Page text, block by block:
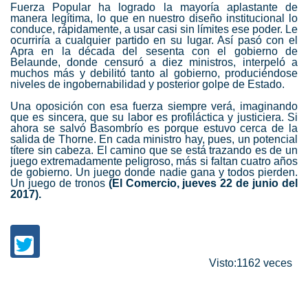
Fuerza Popular ha logrado la mayoría aplastante de
manera legítima, lo que en nuestro diseño institucional lo
conduce, rápidamente, a usar casi sin límites ese poder. Le
ocurriría a cualquier partido en su lugar. Así pasó con el
Apra en la década del sesenta con el gobierno de
Belaunde, donde censuró a diez ministros, interpeló a
muchos más y debilitó tanto al gobierno, produciéndose
niveles de ingobernabilidad y posterior golpe de Estado.
Una oposición con esa fuerza siempre verá, imaginando
que es sincera, que su labor es profiláctica y justiciera. Si
ahora se salvó Basombrío es porque estuvo cerca de la
salida de Thorne. En cada ministro hay, pues, un potencial
títere sin cabeza. El camino que se está trazando es de un
juego extremadamente peligroso, más si faltan cuatro años
de gobierno. Un juego donde nadie gana y todos pierden.
Un juego de tronos (El Comercio, jueves 22 de junio del
2017).
Visto:1162 veces